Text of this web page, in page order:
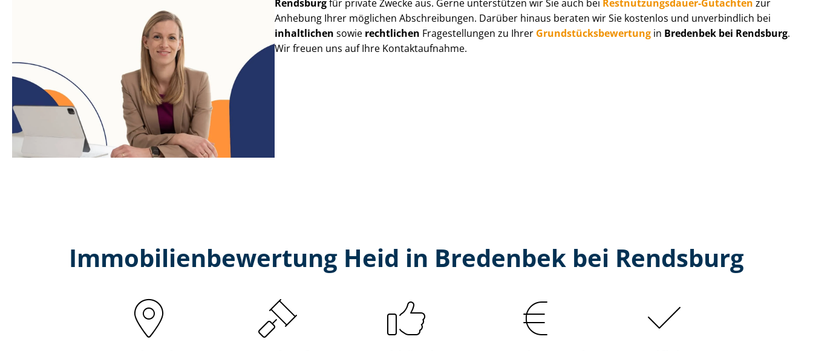
Rendsburgfür private Zwecke aus. Gerne unterstützen wir Sie auch bei Rest­nut­zungs­dau­er-Gutachten zur
Anhebung Ihrer möglichen Abschreibungen. Darüber hinaus beraten wir Sie kostenlos und unverbindlich bei
inhaltlichen sowie rechtlichen Fragestellungen zu Ihrer Grund­stücks­be­wer­tung in Bredenbek bei Rendsburg.
Wir freuen uns auf Ihre Kontaktaufnahme.
Immobilien­bewertung Heid in Bredenbek bei Rendsburg